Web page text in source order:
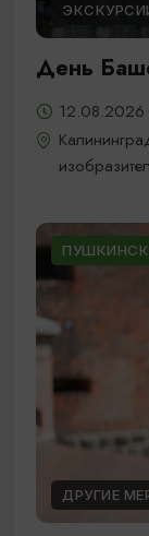
День
ДРУГИЕ